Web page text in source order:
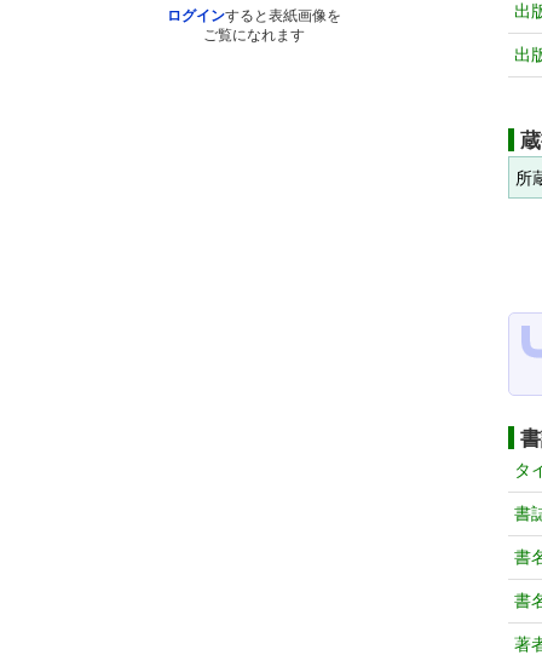
ログインすると表紙画像を
ご覧になれます
出
出
所
タ
書
書
書
著